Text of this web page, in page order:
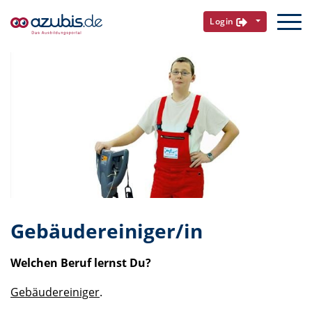
Login
Gebäudereiniger/in
Welchen Beruf lernst Du?
Gebäudereiniger.